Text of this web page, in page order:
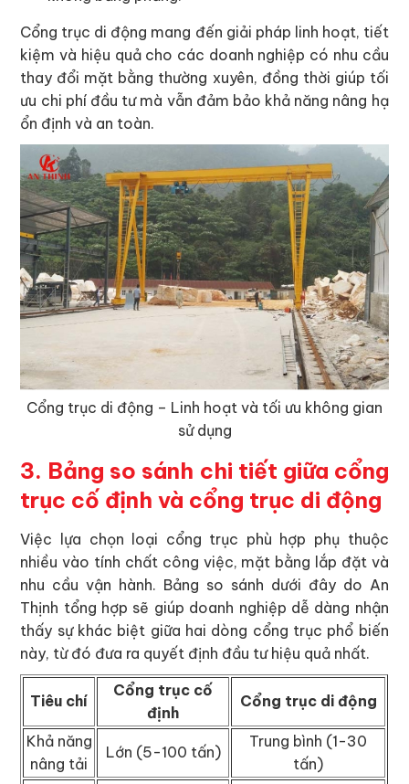
Cổng trục di động mang đến giải pháp linh hoạt, tiết
kiệm và hiệu quả cho các doanh nghiệp có nhu cầu
thay đổi mặt bằng thường xuyên, đồng thời giúp tối
ưu chi phí đầu tư mà vẫn đảm bảo khả năng nâng hạ
ổn định và an toàn.
Cổng trục di động – Linh hoạt và tối ưu không gian
sử dụng
3. Bảng so sánh chi tiết giữa cổng
trục cố định và cổng trục di động
Việc lựa chọn loại cổng trục phù hợp phụ thuộc
nhiều vào tính chất công việc, mặt bằng lắp đặt và
nhu cầu vận hành. Bảng so sánh dưới đây do An
Thịnh tổng hợp sẽ giúp doanh nghiệp dễ dàng nhận
thấy sự khác biệt giữa hai dòng cổng trục phổ biến
này, từ đó đưa ra quyết định đầu tư hiệu quả nhất.
Tiêu chí
Cổng trục cố
định
Cổng trục di động
Khả năng
nâng tải
Lớn (5-100 tấn)
Trung bình (1-30
tấn)